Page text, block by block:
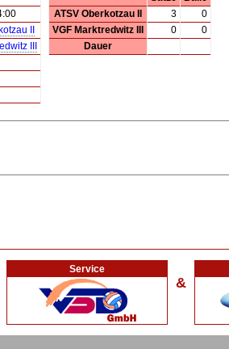
II
III
ATSV Oberkotzau II
3
0
VGF Marktredwitz III
0
0
Dauer
Service
&